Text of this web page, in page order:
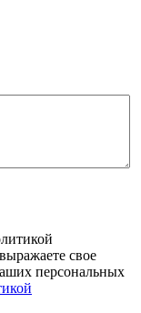
свое
персональных